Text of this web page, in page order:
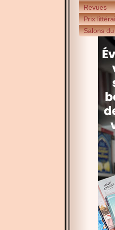
Revues
Prix
Salons